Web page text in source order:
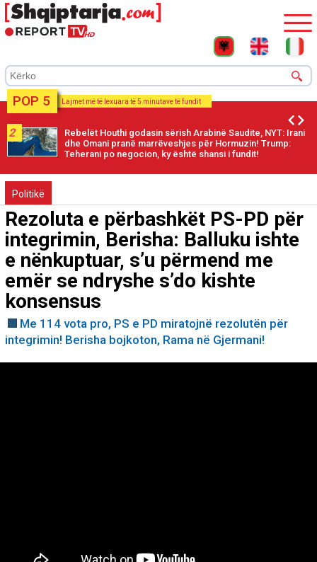
POP 5 Lajmet më të lexuara të 5 minutave të fundit
2
Rebelët Houthi godasin sërish Arabinë Saudite, NYT: Irani
dhe Omani pranë marrëveshjes për Hormuzin! Trump:
Teherani po negocion, ky është shansi i fundit!
Politikë
Rezoluta e përbashkët PS-PD për
integrimin, Berisha: Balluku ishte
e nënkuptuar, s’u përmend me
emër se ndryshe s’do kishte
konsensus
Me 114 vota pro, PS e PD miratojnë rezolutën për
integrimin! Berisha bojkoton, Rama në Gjermani!